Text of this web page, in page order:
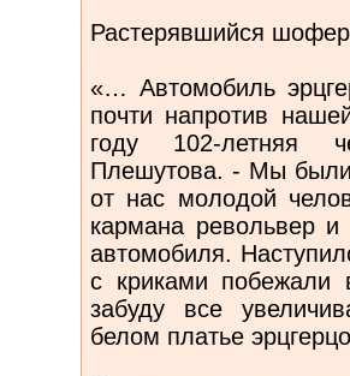
Растерявшийся
«… Автомобиль
почти напротив
году 102-летняя
Плешутова. - Мы были
от нас молодой
кармана револьвер и
автомобиля.
с криками побежали
забуду все
белом платье